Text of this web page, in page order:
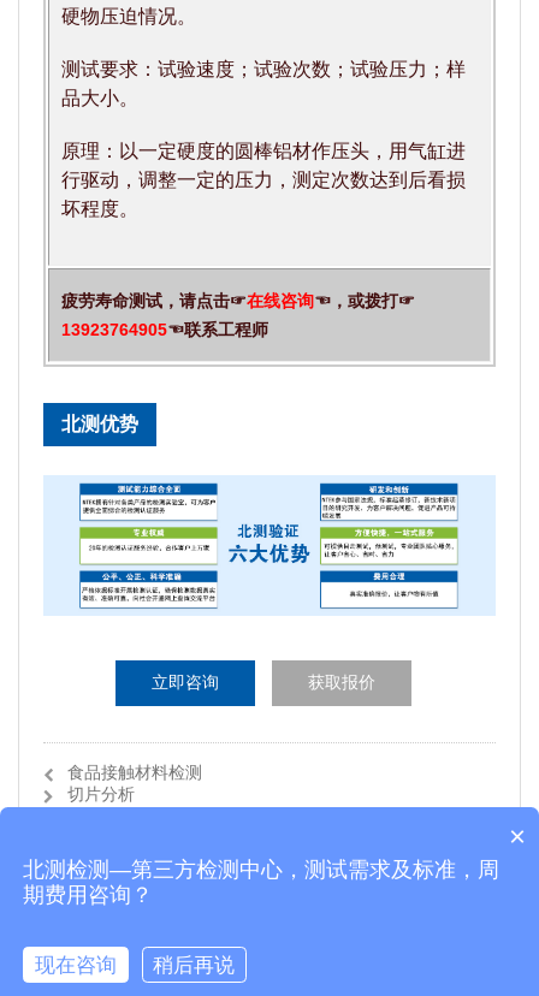
硬物压迫情况。
测试要求：试验速度；试验次数；试验压力；样
品大小。
原理：以一定硬度的圆棒铝材作压头，用气缸进
行驱动，调整一定的压力，测定次数达到后看损
坏程度。
疲劳寿命测试，请点击☞在线咨询☜，或拨打☞
13923764905☜联系工程师
北测优势
立即咨询 获取报价
食品接触材料检测
切片分析
×
北测检测—第三方检测中心，测试需求及标准，周
期费用咨询？
现在咨询
稍后再说
在线咨询